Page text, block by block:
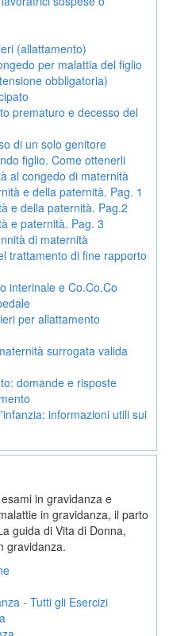
(allattamento)
per malattia del figlio
obbligatoria)
prematuro e decesso del
di un solo genitore
figlio. Come ottenerli
al congedo di maternità
e della paternità. Pag. 1
e della paternità. Pag.2
e paternità. Pag. 3
di maternità
trattamento di fine rapporto
interinale e Co.Co.Co
per allattamento
surrogata valida
domande e risposte
informazioni utili sui
in gravidanza e
in gravidanza, il parto
guida di Vita di Donna,
gravidanza.
- Tutti gli Esercizi